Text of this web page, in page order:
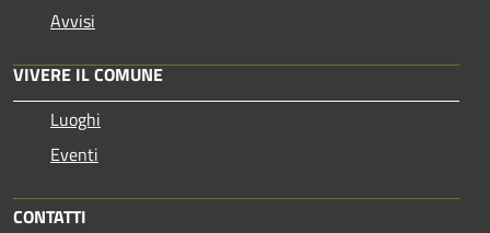
Avvisi
VIVERE IL COMUNE
Luoghi
Eventi
CONTATTI